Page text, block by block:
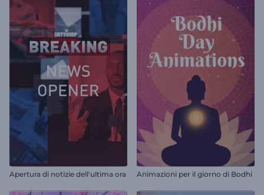
Apertura di notizie dell'ultima ora Animazioni per il giorno di Bodhi